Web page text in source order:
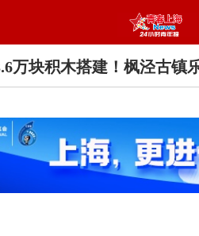
万块积木搭建！枫泾古镇